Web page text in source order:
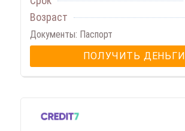
Возраст
Документы: Паспорт
ПОЛУЧИТЬ ДЕНЬГИ